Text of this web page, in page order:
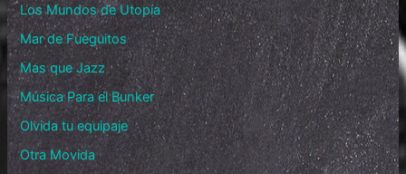
Los Mundos de Utopía
Mar de Fueguitos
Mas que Jazz
Música Para el Bunker
Olvida tu equipaje
Otra Movida